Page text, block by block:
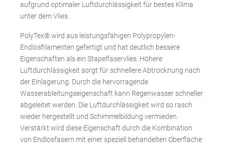
aufgrund optimaler Luftdurchlässigkeit für bestes Klima
unter dem Vlies.
PolyTex® wird aus leistungsfähigen Polypropylen-
Endlosfilamenten gefertigt und hat deutlich bessere
Eigenschaften als ein Stapelfaservlies. Höhere
Luftdurchlässigkeit sorgt für schnellere Abtrocknung nach
der Einlagerung. Durch die hervorragende
Wasserableitungseigenschaft kann Regenwasser schneller
abgeleitet werden. Die Luftdurchlässigkeit wird so rasch
wieder hergestellt und Schimmelbildung vermieden.
Verstärkt wird diese Eigenschaft durch die Kombination
von Endlosfasern mit einer speziell behandelten Oberfläche